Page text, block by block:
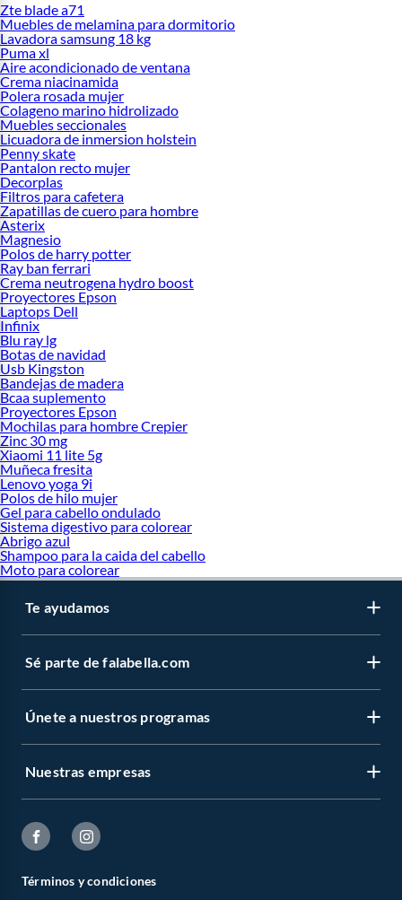
Zte blade a71
Muebles de melamina para dormitorio
Lavadora samsung 18 kg
Puma xl
Aire acondicionado de ventana
Crema niacinamida
Polera rosada mujer
Colageno marino hidrolizado
Muebles seccionales
Licuadora de inmersion holstein
Penny skate
Pantalon recto mujer
Decorplas
Filtros para cafetera
Zapatillas de cuero para hombre
Asterix
Magnesio
Polos de harry potter
Ray ban ferrari
Crema neutrogena hydro boost
Proyectores Epson
Laptops Dell
Infinix
Blu ray lg
Botas de navidad
Usb Kingston
Bandejas de madera
Bcaa suplemento
Proyectores Epson
Mochilas para hombre Crepier
Zinc 30 mg
Xiaomi 11 lite 5g
Muñeca fresita
Lenovo yoga 9i
Polos de hilo mujer
Gel para cabello ondulado
Sistema digestivo para colorear
Abrigo azul
Shampoo para la caida del cabello
Moto para colorear
Te ayudamos
Sé parte de falabella.com
Únete a nuestros programas
Nuestras empresas
Términos y condiciones